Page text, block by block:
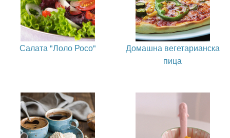
Салата "Лоло Росо"
Домашна вегетарианска
пица